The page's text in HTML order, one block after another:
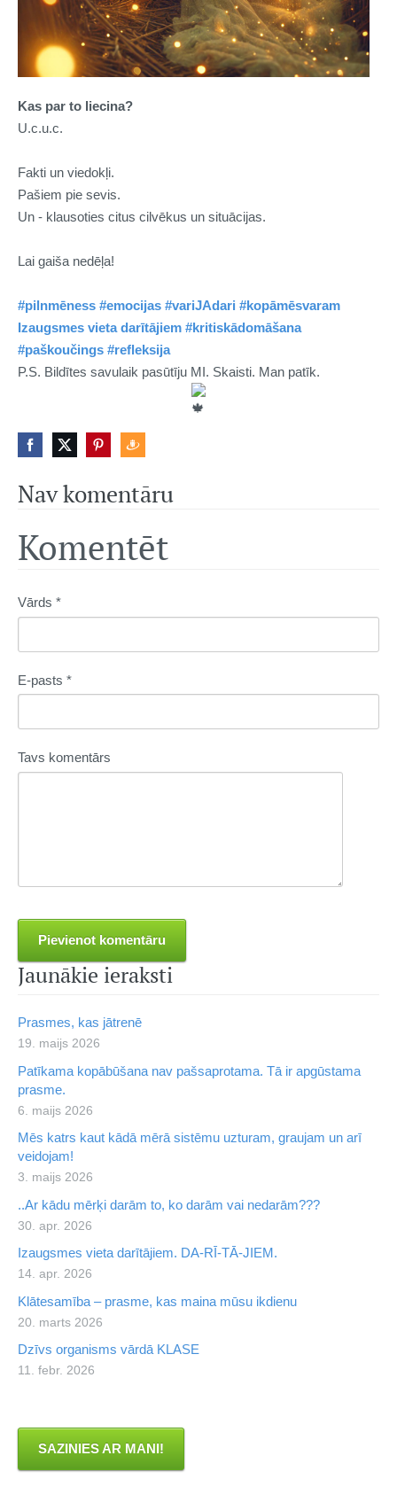
Jaunākie ieraksti
Prasmes, kas jātrenē
19. maijs 2026
Patīkama kopābūšana nav pašsaprotama. Tā ir apgūstama
prasme.
6. maijs 2026
Mēs katrs kaut kādā mērā sistēmu uzturam, graujam un arī
veidojam!
3. maijs 2026
..Ar kādu mērķi darām to, ko darām vai nedarām???
30. apr. 2026
Izaugsmes vieta darītājiem. DA-RĪ-TĀ-JIEM.
14. apr. 2026
Klātesamība – prasme, kas maina mūsu ikdienu
20. marts 2026
Dzīvs organisms vārdā KLASE
11. febr. 2026
SAZINIES AR MANI!
Kas par to liecina?
U.c.u.c.
Fakti un viedokļi.
Pašiem pie sevis.
Un - klausoties citus cilvēkus un situācijas.
Lai gaiša nedēļa!
#pilnmēness #emocijas #variJAdari #kopāmēsvaram
Izaugsmes vieta darītājiem #kritiskādomāšana
#paškoučings #refleksija
P.S. Bildītes savulaik pasūtīju MI. Skaisti. Man patīk.
Nav komentāru
Komentēt
Vārds *
E-pasts *
Tavs komentārs